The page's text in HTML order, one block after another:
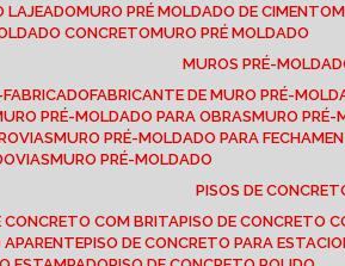
LAJEADO MURO PRÉ MOLDADO DE CIMENTO
CONCRETO
MURO PRÉ MOLDADO
MUROS PRÉ-
FABRICADO FABRICANTE DE MURO PRÉ-
MURO PRÉ-MOLDADO PARA OBRAS
MURO
MURO PRÉ-MOLDADO PARA
MURO PRÉ-MOLDADO
PISOS DE
CONCRETO COM BRITA PISO DE CONCRETO
APARENTE PISO DE CONCRETO PARA